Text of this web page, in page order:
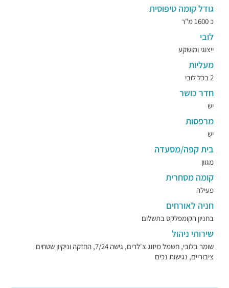
גודל קומה טיפוסית
כ 1600 מ"ר
לובי
ייצוגי ומושקע
מעליות
2 בכל לובי
חדר כושר
יש
מרפסות
יש
בית קפה/מסעדה
מגוון
קומה מסחרית
פעילה
חניה לאורחים
בחניון הקומפלקס בתשלום
שירותי ניהול
שומר בלובי, חשמל מיזוג צ'לרים, גישה 7/24, החזקה וניקיון שטחים
ציבוריים, נגישות נכים